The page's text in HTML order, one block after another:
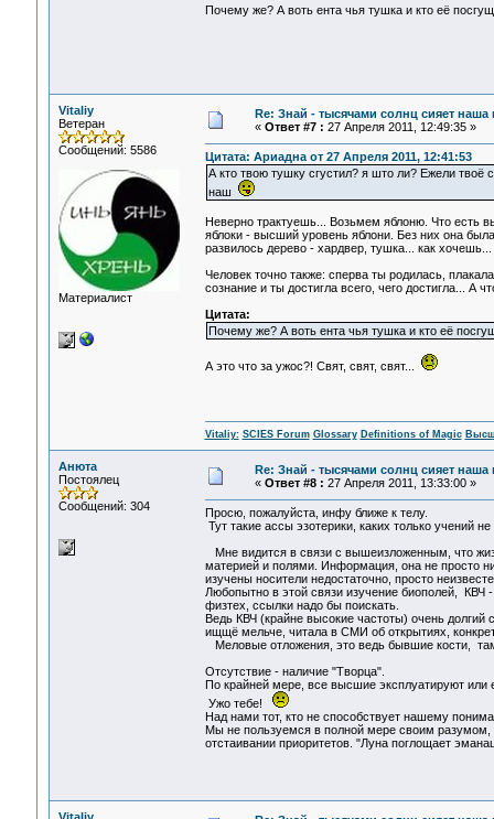
Почему же? А воть ента чья тушка и кто её
Vitaliy
Ветеран
Сообщений: 5586
Материалист
Re: Знай - тысячами солнц сияет наша
« Ответ #7 : 27 Апреля 2011, 12:49:35 »
Цитата: Ариадна от 27 Апреля 2011, 12:41:53
А кто твою тушку сгустил? я што ли? Ежели твоё
наш
Неверно трактуешь... Возьмем яблоню. Что есть
яблоки - высший уровень яблони. Без них она
развилось дерево - хардвер, тушка... как
Человек точно также: сперва ты родилась,
сознание и ты достигла всего, чего достигла... А
Цитата:
Почему же? А воть ента чья тушка и кто её
А это что за ужос?! Свят, свят, свят...
Vitaliy: SCIES Forum Glossary Definitions of Magic
Анюта
Постоялец
Сообщений: 304
Re: Знай - тысячами солнц сияет наша
« Ответ #8 : 27 Апреля 2011, 13:33:00 »
Просю, пожалуйста, инфу ближе к телу.
Тут такие ассы эзотерики, каких только учений
Мне видится в связи с вышеизложенным, что
материей и полями. Информация, она не просто
изучены носители недостаточно, просто
Любопытно в этой связи изучение биополей, КВЧ
физтех, ссылки надо бы поискать.
Ведь КВЧ (крайне высокие частоты) очень долгий
ищщё мельче, читала в СМИ об открытиях,
Меловые отложения, это ведь бывшие кости,
Отсутствие - наличие "Творца".
По крайней мере, все высшие эксплуатируют
Ужо тебе!
Над нами тот, кто не способствует нашему
Мы не пользуемся в полной мере своим разумом,
отстаивании приоритетов. "Луна поглощает